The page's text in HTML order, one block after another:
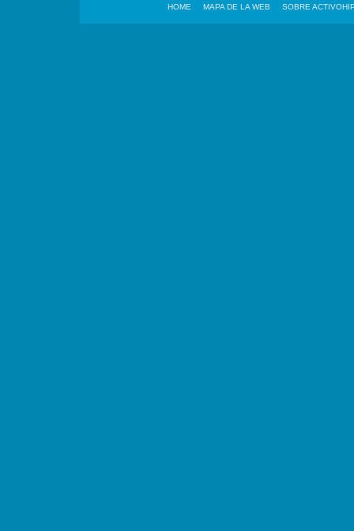
HOME
MAPA DE LA WEB SOBRE